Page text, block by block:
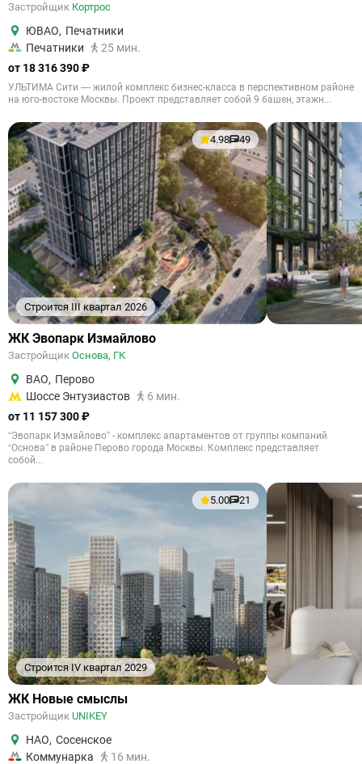
Застройщик Кортрос
ЮВАО, Печатники
Печатники
25 мин.
от 18 316 390 ₽
УЛЬТИМА Сити — жилой комплекс бизнес-класса в перспективном районе
на юго-востоке Москвы. Проект представляет собой 9 башен, этажн...
Строится III квартал 2026
4.98 49
ЖК Эвопарк Измайлово
Застройщик Основа, ГК
ВАО, Перово
Шоссе Энтузиастов
6 мин.
от 11 157 300 ₽
“Эвопарк Измайлово” - комплекс апартаментов от группы компаний
“Основа” в районе Перово города Москвы. Комплекс представляет
собой...
Строится IV квартал 2029
5.00 21
ЖК Новые смыслы
Застройщик UNIKEY
НАО, Сосенское
Коммунарка
16 мин.